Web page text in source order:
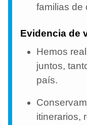
familias de
Evidencia de
Hemos
juntos,
país.
itinerarios,